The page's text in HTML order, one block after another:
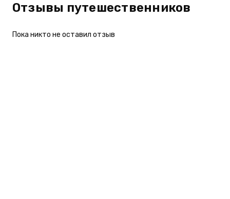
Отзывы путешественников
Пока никто не оставил отзыв